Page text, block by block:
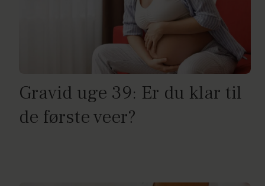
Gravid uge 39: Er du klar til
de første veer?